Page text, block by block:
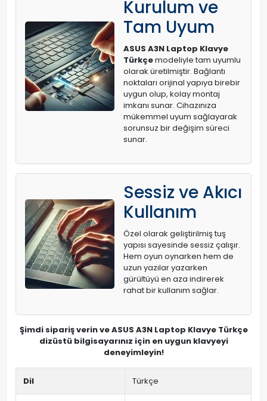
Kurulum ve
Tam Uyum
ASUS A3N Laptop Klavye
Türkçemodeliyle tam uyumlu
olarak üretilmiştir. Bağlantı
noktaları orijinal yapıya birebir
uygun olup, kolay montaj
imkanı sunar. Cihazınıza
mükemmel uyum sağlayarak
sorunsuz bir değişim süreci
sunar.
Sessiz ve Akıcı
Kullanım
Özel olarak geliştirilmiş tuş
yapısı sayesinde sessiz çalışır.
Hem oyun oynarken hem de
uzun yazılar yazarken
gürültüyü en aza indirerek
rahat bir kullanım sağlar.
Şimdi sipariş verin ve ASUS A3N Laptop Klavye Türkçe
dizüstü bilgisayarınız için en uygun klavyeyi
deneyimleyin!
Dil Türkçe